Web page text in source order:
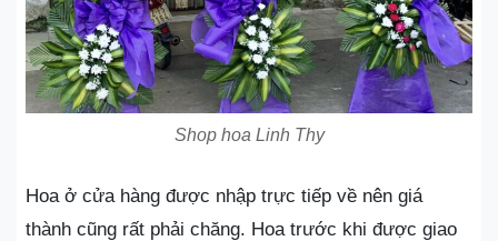
Shop hoa Linh Thy
Hoa ở cửa hàng được nhập trực tiếp về nên giá
thành cũng rất phải chăng. Hoa trước khi được giao